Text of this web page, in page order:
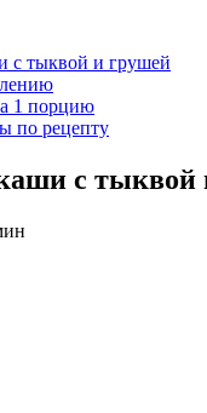
с тыквой и грушей
1 порцию
по рецепту
с тыквой